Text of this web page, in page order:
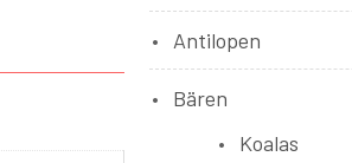
Antilopen
Bären
Koalas